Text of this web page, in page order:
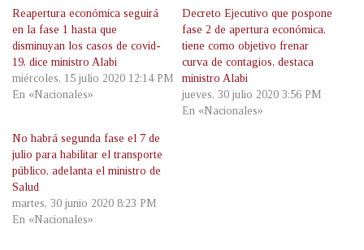
Reapertura económica seguirá
en la fase 1 hasta que
disminuyan los casos de covid-
19, dice ministro Alabi
miércoles, 15 julio 2020 12:14 PM
En «Nacionales»
Decreto Ejecutivo que pospone
fase 2 de apertura económica,
tiene como objetivo frenar
curva de contagios, destaca
ministro Alabi
jueves, 30 julio 2020 3:56 PM
En «Nacionales»
No habrá segunda fase el 7 de
julio para habilitar el transporte
público, adelanta el ministro de
Salud
martes, 30 junio 2020 8:23 PM
En «Nacionales»